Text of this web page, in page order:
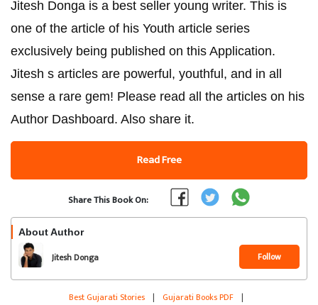
Jitesh Donga is a best seller young writer. This is
one of the article of his Youth article series
exclusively being published on this Application.
Jitesh s articles are powerful, youthful, and in all
sense a rare gem! Please read all the articles on his
Author Dashboard. Also share it.
Read Free
Share This Book On:
About Author
Jitesh Donga Follow
Best Gujarati Stories | Gujarati Books PDF |